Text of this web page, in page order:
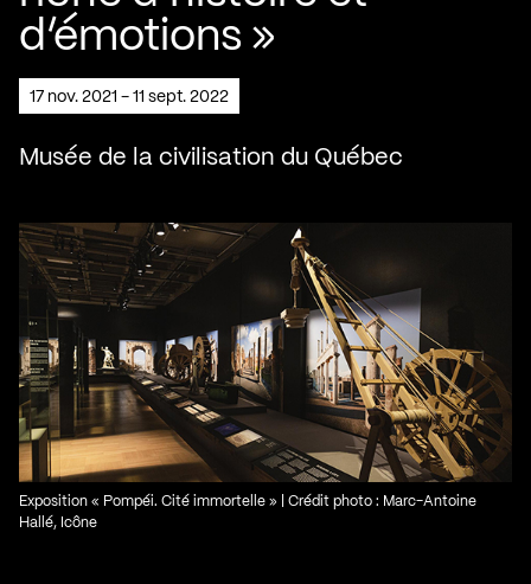
d’émotions »
17 nov. 2021 - 11 sept. 2022
Musée de la civilisation du Québec
Exposition « Pompéi. Cité immortelle » | Crédit photo : Marc-Antoine
Hallé, Icône